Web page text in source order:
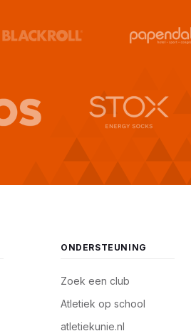
ONDERSTEUNING
Zoek een club
Atletiek op school
atletiekunie.nl